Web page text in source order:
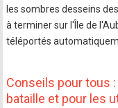
les sombres desseins
à terminer sur l'Île de
téléportés
Conseils pour tous
bataille et pour les